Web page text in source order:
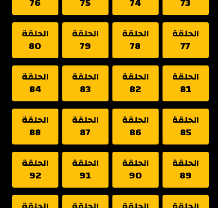
الحلقة
77
الحلقة
78
الحلقة
79
الحلقة
80
الحلقة
81
الحلقة
82
الحلقة
83
الحلقة
84
الحلقة
85
الحلقة
86
الحلقة
87
الحلقة
88
الحلقة
89
الحلقة
90
الحلقة
91
الحلقة
92